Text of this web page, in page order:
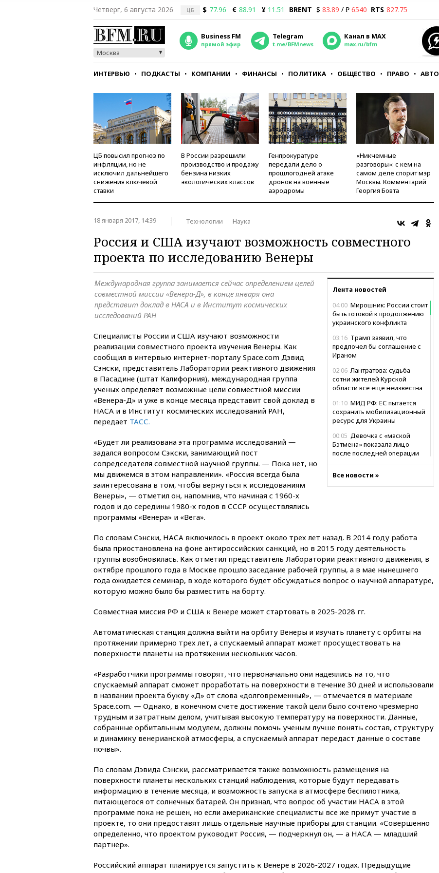
Четверг, 6 августа 2026 ЦБ $ 77.96 € 88.91 ¥ 11.51 BRENT $ 83.89 / ₽ 6540 RTS 827.75
Москва
Business FM
прямой эфир
Telegram
t.me/BFMnews
Канал в MAX
max.ru/bfm
ИНТЕРВЬЮ ПОДКАСТЫ КОМПАНИИ ФИНАНСЫ ПОЛИТИКА ОБЩЕСТВО ПРАВО АВТО
СТИЛЬ ТЕСТЫ
ЦБ повысил прогноз по
инфляции, но не
исключил дальнейшего
снижения ключевой
ставки
В России разрешили
производство и продажу
бензина низких
экологических классов
Генпрокуратуре
передали дело о
прошлогодней атаке
дронов на военные
аэродромы
«Никчемные
разговоры»: с кем на
самом деле спорит мэр
Москвы. Комментарий
Георгия Бовта
18 января 2017, 14:39 Технологии Наука
Россия и США изучают возможность совместного
проекта по исследованию Венеры
Лента новостей
04:00 Мирошник: России стоит
быть готовой к продолжению
украинского конфликта
03:16 Трамп заявил, что
предпочел бы соглашение с
Ираном
02:06 Лантратова: судьба
сотни жителей Курской
области все еще неизвестна
01:10 МИД РФ: ЕС пытается
сохранить мобилизационный
ресурс для Украины
00:05 Девочка с «маской
Бэтмена» показала лицо
после последней операции
историка Артема Кирпиченка
арестовали в Израиле
Пост Дмитриева в
X о миграционном кризисе в
Сеуте набрал миллион
просмотров
вчера, 22:49Минпромторг:
банкротство «Кванта» не
РФ
вагонов сошли с рельсов в
Оренбургской области
доходы российского бюджета
вчера, 22:15Аксаков: ЦБ
согласовал первый стандарт
исламского банкинга
вчера, 21:43
Организаторы
«Интервидения»
подтвердили, что конкурс
подготовили концепцию
развития театрального
искусства до 2035 года
вчера, 21:21Правительство
РФ разрешило продажу
бензина старых
экологических классов
театральных деятелей
Все новости »
Международная группа занимается сейчас определением целей
совместной миссии «Венера-Д», в конце января она
представит доклад в НАСА и в Институт космических
исследований РАН
Специалисты России и США изучают возможности
реализации совместного проекта изучения Венеры. Как
сообщил в интервью интернет-порталу Space.com Дэвид
Сэнски, представитель Лаборатории реактивного движения
в Пасадине (штат Калифорния), международная группа
ученых определяет возможные цели совместной миссии
«Венера-Д» и уже в конце месяца представит свой доклад в
НАСА и в Институт космических исследований РАН,
передает ТАСС.
«Будет ли реализована эта программа исследований —
задался вопросом Сэкски, занимающий пост
сопредседателя совместной научной группы. — Пока нет, но
мы движемся в этом направлении». «Россия всегда была
заинтересована в том, чтобы вернуться к исследованиям
Венеры», — отметил он, напомнив, что начиная с 1960-х
годов и до середины 1980-х годов в СССР осуществлялись
программы «Венера» и «Вега».
По словам Сэнски, НАСА включилось в проект около трех лет назад. В 2014 году работа
была приостановлена на фоне антироссийских санкций, но в 2015 году деятельность
группы возобновилась. Как отметил представитель Лаборатории реактивного движения, в
октябре прошлого года в Москве прошло заседание рабочей группы, а в мае нынешнего
года ожидается семинар, в ходе которого будет обсуждаться вопрос о научной аппаратуре,
которую можно было бы разместить на борту.
Совместная миссия РФ и США к Венере может стартовать в 2025-2028 гг.
Автоматическая станция должна выйти на орбиту Венеры и изучать планету с орбиты на
протяжении примерно трех лет, а спускаемый аппарат может просуществовать на
поверхности планеты на протяжении нескольких часов.
«Разработчики программы говорят, что первоначально они надеялись на то, что
спускаемый аппарат сможет проработать на поверхности в течение 30 дней и использовали
в названии проекта букву «Д» от слова «долговременный», — отмечается в материале
Space.com. — Однако, в конечном счете достижение такой цели было сочтено чрезмерно
трудным и затратным делом, учитывая высокую температуру на поверхности. Данные,
собранные орбитальным модулем, должны помочь ученым лучше понять состав, структуру
и динамику венерианской атмосферы, а спускаемый аппарат передаст данные о составе
почвы».
По словам Дэвида Сэнски, рассматривается также возможность размещения на
поверхности планеты нескольких станций наблюдения, которые будут передавать
информацию в течение месяца, и возможность запуска в атмосфере беспилотника,
питающегося от солнечных батарей. Он признал, что вопрос об участии НАСА в этой
программе пока не решен, но если американские специалисты все же примут участие в
проекте, то они предоставят лишь отдельные научные приборы для станции. «Совершенно
определенно, что проектом руководит Россия, — подчеркнул он, — а НАСА — младший
партнер».
Российский аппарат планируется запустить к Венере в 2026-2027 годах. Предыдущие